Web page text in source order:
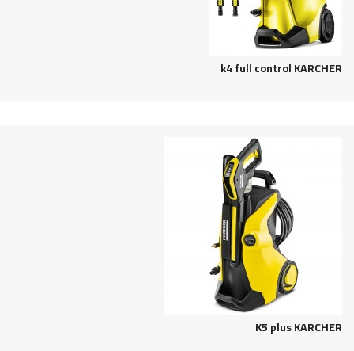
KARCHER‬‏ k4 full control
KARCHER‬‏ K5 plus